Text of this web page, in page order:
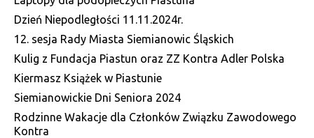
Dzień Niepodległości 11.11.2024r.
12. sesja Rady Miasta Siemianowic Śląskich
Kulig z Fundacja Piastun oraz ZZ Kontra Adler Polska
Kiermasz Książek w Piastunie
Siemianowickie Dni Seniora 2024
Rodzinne Wakacje dla Członków Związku Zawodowego
Kontra